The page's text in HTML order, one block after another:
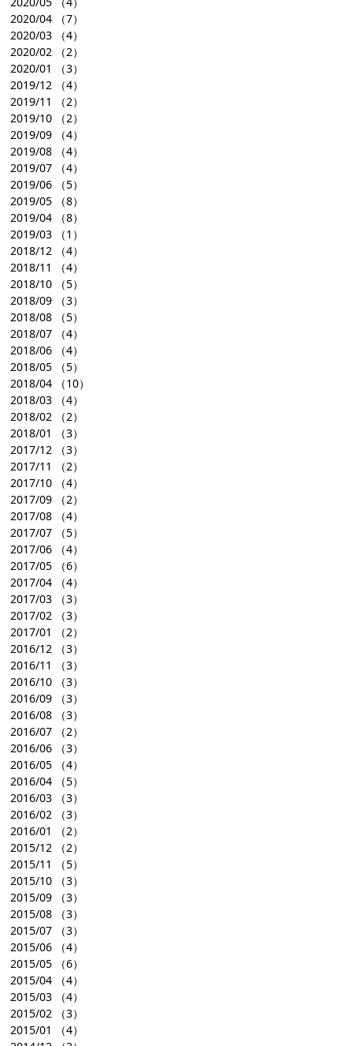
2020/04 （7）
2020/03 （4）
2020/02 （2）
2020/01
（3）
2019/12 （4）
2019/11
（2）
2019/10 （2）
2019/09 （4）
2019/08 （4）
2019/07 （4）
2019/06 （5）
2019/05 （8）
2019/04 （8）
2019/03 （1）
2018/12 （4）
2018/11
（4）
2018/10 （5）
2018/09 （3）
2018/08 （5）
2018/07 （4）
2018/06 （4）
2018/05 （5）
2018/04 （10）
2018/03 （4）
2018/02 （2）
2018/01
（3）
2017/12 （3）
2017/11
（2）
2017/10 （4）
2017/09 （2）
2017/08 （4）
2017/07 （5）
2017/06 （4）
2017/05 （6）
2017/04 （4）
2017/03 （3）
2017/02 （3）
2017/01
（2）
2016/12 （3）
2016/11
（3）
2016/10 （3）
2016/09 （3）
2016/08 （3）
2016/07 （2）
2016/06 （3）
2016/05 （4）
2016/04 （5）
2016/03 （3）
2016/02 （3）
2016/01
（2）
2015/12 （2）
2015/11
（5）
2015/10 （3）
2015/09 （3）
2015/08 （3）
2015/07 （3）
2015/06 （4）
2015/05 （6）
2015/04 （4）
2015/03 （4）
2015/02 （3）
2015/01
（4）